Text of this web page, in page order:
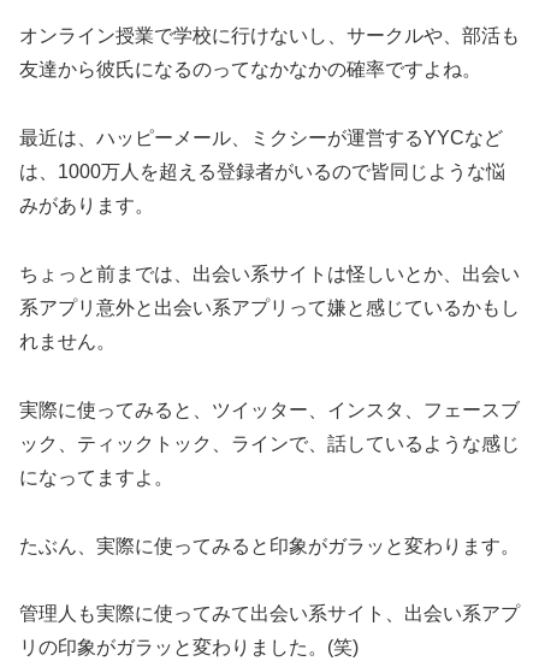
オンライン授業で学校に行けないし、サークルや、部活も
友達から彼氏になるのってなかなかの確率ですよね。
最近は、ハッピーメール、ミクシーが運営するYYCなど
は、1000万人を超える登録者がいるので皆同じような悩
みがあります。
ちょっと前までは、出会い系サイトは怪しいとか、出会い
系アプリ意外と出会い系アプリって嫌と感じているかもし
れません。
実際に使ってみると、ツイッター、インスタ、フェースブ
ック、ティックトック、ラインで、話しているような感じ
になってますよ。
たぶん、実際に使ってみると印象がガラッと変わります。
管理人も実際に使ってみて出会い系サイト、出会い系アプ
リの印象がガラッと変わりました。(笑)